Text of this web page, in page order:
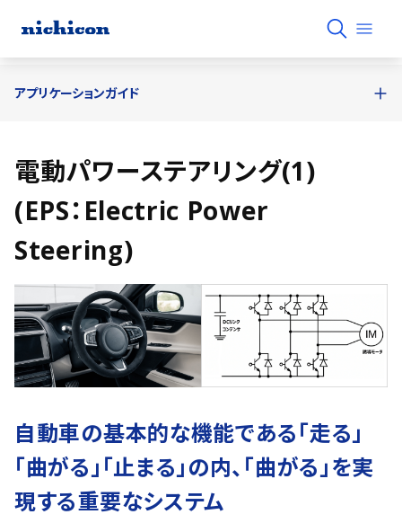
電動パワーステアリング(1)
(EPS：Electric Power
Steering)
自動車の基本的な機能である「走る」
「曲がる」「止まる」の内、「曲がる」を実
現する重要なシステム
アプリケーションガイド